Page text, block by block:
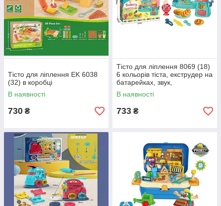
Тісто для ліплення EK 6038
(32) в коробці
В наявності
730 ₴
Тісто для ліплення 8069 (18)
6 кольорів тіста, екструдер на
батарейках, звук,
підсвічування, в коробці
В наявності
733 ₴